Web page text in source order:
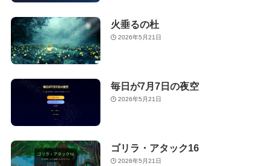
火垂るの杜
2026年5月21日
毎日が7月7日の夜空
2026年5月21日
ゴリラ・アタック16
2026年5月21日